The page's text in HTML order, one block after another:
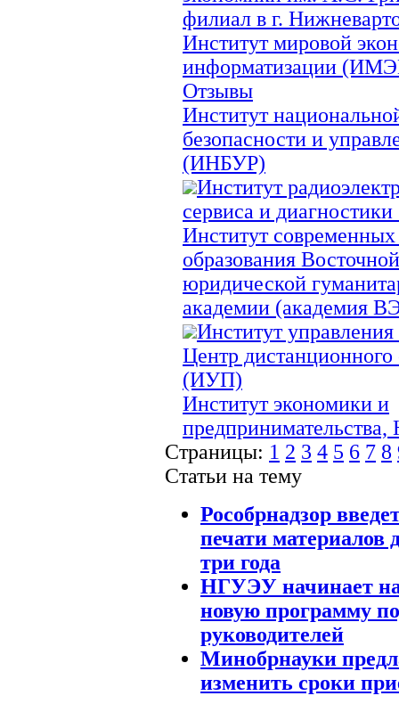
филиал в г.
Институт мировой
информатизации
Отзывы
Институт
безопасности и
(ИНБУР)
Институт
сервиса и
Институт
образования
юридической
академии (академия
Институт
Центр дистанционного
(ИУП)
Институт экономики и
Страницы: 1 2 3 4 5 6 7 8
Статьи на тему
Рособрнадзор
печати материалов
три года
НГУЭУ начинает
новую программу
руководителей
Минобрнауки
изменить сроки